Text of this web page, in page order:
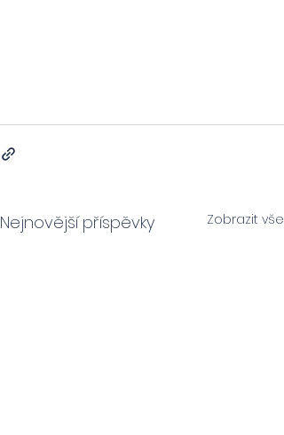
Nejnovější příspěvky Zobrazit vše